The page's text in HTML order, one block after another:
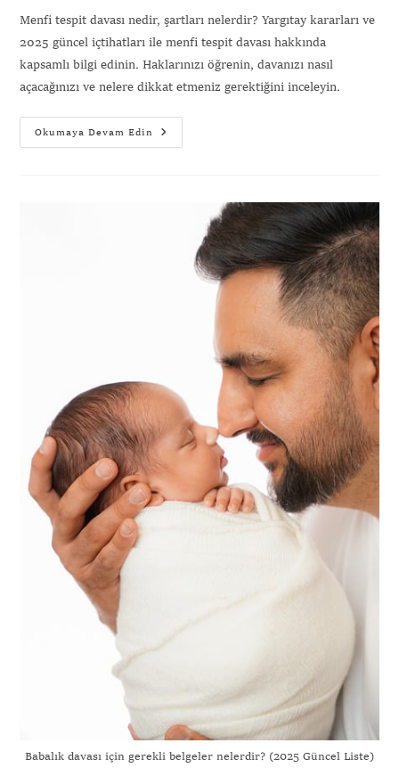
Menfi tespit davası nedir, şartları nelerdir? Yargıtay kararları ve
2025 güncel içtihatları ile menfi tespit davası hakkında
kapsamlı bilgi edinin. Haklarınızı öğrenin, davanızı nasıl
açacağınızı ve nelere dikkat etmeniz gerektiğini inceleyin.
Okumaya Devam Edin
Babalık davası için gerekli belgeler nelerdir? (2025 Güncel Liste)